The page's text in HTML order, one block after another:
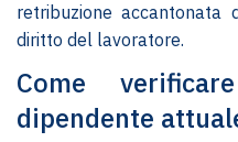
retribuzione
diritto del lavoratore.
Come
dipendente